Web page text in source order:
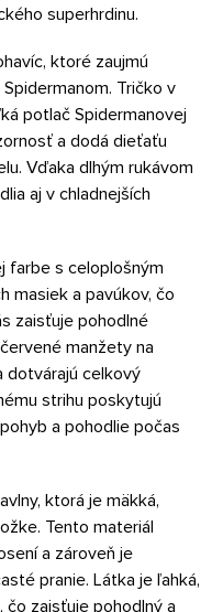
superhrdinu.
ktoré zaujmú
Tričko v
potlač Spidermanovej
a dodá dieťaťu
Vďaka dlhým rukávom
aj v chladnejších
farbe s celoplošným
masiek a pavúkov, čo
zaisťuje pohodlné
manžety na
dotvárajú celkový
strihu poskytujú
a pohodlie počas
ktorá je mäkká,
Tento materiál
a zároveň je
pranie. Látka je ľahká,
čo zaisťuje pohodlný a